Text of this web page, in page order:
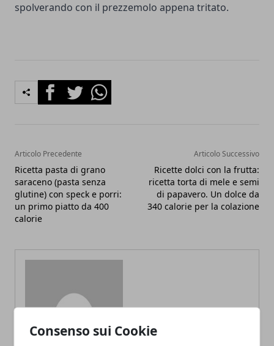
Consenso sui Cookie
spolverando con il prezzemolo appena tritato.
FacebookTwitterWhatsapp
Articolo Precedente
Ricetta pasta di grano
saraceno (pasta senza
glutine) con speck e porri:
un primo piatto da 400
calorie
Articolo Successivo
Ricette dolci con la frutta:
ricetta torta di mele e semi
di papavero. Un dolce da
340 calorie per la colazione